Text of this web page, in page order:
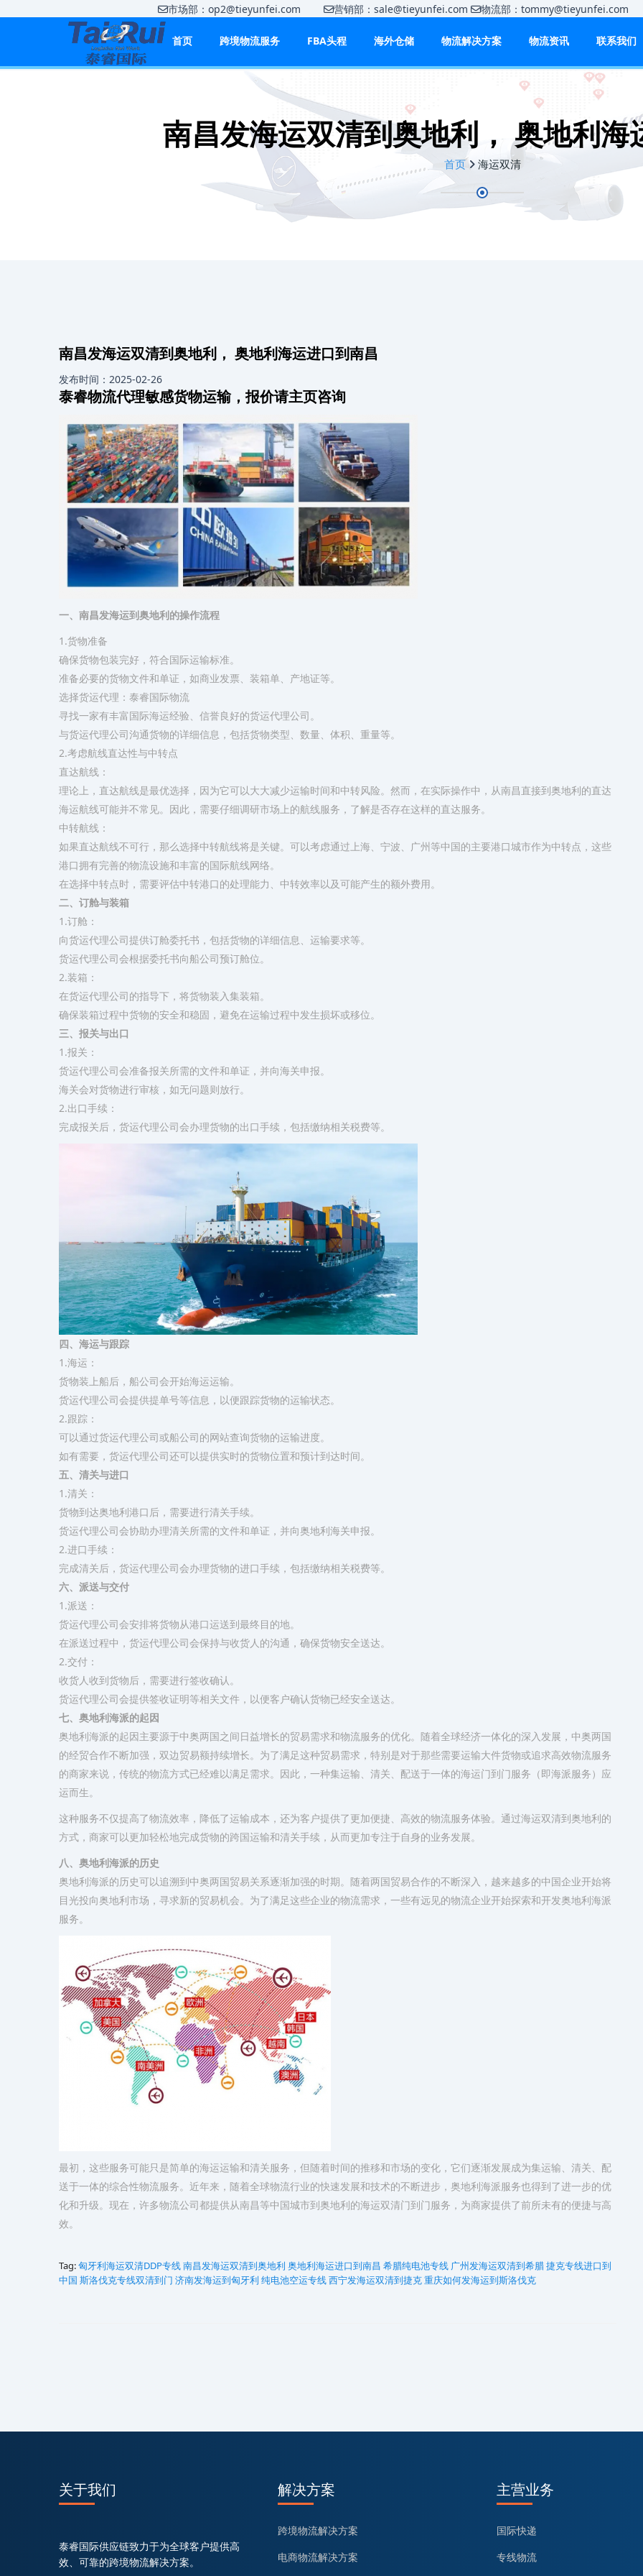
市场部：op2@tieyunfei.com 营销部：sale@tieyunfei.com 物流部：
首页 跨境物流服务 FBA头程 海外仓储 物流解决方案 物流资讯 联系我们
南昌发海运双清到奥地利， 奥地利海
首页 海运双清
南昌发海运双清到奥地利， 奥地利海运进口到南昌
发布时间：2025-02-26
泰睿物流代理敏感货物运输，报价请主页咨询
一、南昌发海运到奥地利的操作流程
1.货物准备
确保货物包装完好，符合国际运输标准。
准备必要的货物文件和单证，如商业发票、装箱单、产地证等。
选择货运代理：泰睿国际物流
寻找一家有丰富国际海运经验、信誉良好的货运代理公司。
与货运代理公司沟通货物的详细信息，包括货物类型、数量、体积、重量等。
2.考虑航线直达性与中转点
直达航线：
理论上，直达航线是最优选择，因为它可以大大减少运输时间和中转风险。然而，在实际操作中，从南昌直接到奥地利的直达
海运航线可能并不常见。因此，需要仔细调研市场上的航线服务，了解是否存在这样的直达服务。
中转航线：
如果直达航线不可行，那么选择中转航线将是关键。可以考虑通过上海、宁波、广州等中国的主要港口城市作为中转点，这些
港口拥有完善的物流设施和丰富的国际航线网络。
在选择中转点时，需要评估中转港口的处理能力、中转效率以及可能产生的额外费用。
二、订舱与装箱
1.订舱：
向货运代理公司提供订舱委托书，包括货物的详细信息、运输要求等。
货运代理公司会根据委托书向船公司预订舱位。
2.装箱：
在货运代理公司的指导下，将货物装入集装箱。
确保装箱过程中货物的安全和稳固，避免在运输过程中发生损坏或移位。
三、报关与出口
1.报关：
货运代理公司会准备报关所需的文件和单证，并向海关申报。
海关会对货物进行审核，如无问题则放行。
2.出口手续：
完成报关后，货运代理公司会办理货物的出口手续，包括缴纳相关税费等。
四、海运与跟踪
1.海运：
货物装上船后，船公司会开始海运运输。
货运代理公司会提供提单号等信息，以便跟踪货物的运输状态。
2.跟踪：
可以通过货运代理公司或船公司的网站查询货物的运输进度。
如有需要，货运代理公司还可以提供实时的货物位置和预计到达时间。
五、清关与进口
1.清关：
货物到达奥地利港口后，需要进行清关手续。
货运代理公司会协助办理清关所需的文件和单证，并向奥地利海关申报。
2.进口手续：
完成清关后，货运代理公司会办理货物的进口手续，包括缴纳相关税费等。
六、派送与交付
1.派送：
货运代理公司会安排将货物从港口运送到最终目的地。
在派送过程中，货运代理公司会保持与收货人的沟通，确保货物安全送达。
2.交付：
收货人收到货物后，需要进行签收确认。
货运代理公司会提供签收证明等相关文件，以便客户确认货物已经安全送达。
七、奥地利海派的起因
奥地利海派的起因主要源于中奥两国之间日益增长的贸易需求和物流服务的优化。随着全球经济一体化的深入发展，中奥两国
的经贸合作不断加强，双边贸易额持续增长。为了满足这种贸易需求，特别是对于那些需要运输大件货物或追求高效物流服务
的商家来说，传统的物流方式已经难以满足需求。因此，一种集运输、清关、配送于一体的海运门到门服务（即海派服务）应
运而生。
这种服务不仅提高了物流效率，降低了运输成本，还为客户提供了更加便捷、高效的物流服务体验。通过海运双清到奥地利的
方式，商家可以更加轻松地完成货物的跨国运输和清关手续，从而更加专注于自身的业务发展。
八、奥地利海派的历史
奥地利海派的历史可以追溯到中奥两国贸易关系逐渐加强的时期。随着两国贸易合作的不断深入，越来越多的中国企业开始将
目光投向奥地利市场，寻求新的贸易机会。为了满足这些企业的物流需求，一些有远见的物流企业开始探索和开发奥地利海派
服务。
最初，这些服务可能只是简单的海运运输和清关服务，但随着时间的推移和市场的变化，它们逐渐发展成为集运输、清关、配
送于一体的综合性物流服务。近年来，随着全球物流行业的快速发展和技术的不断进步，奥地利海派服务也得到了进一步的优
化和升级。现在，许多物流公司都提供从南昌等中国城市到奥地利的海运双清门到门服务，为商家提供了前所未有的便捷与高
效。
Tag:匈牙利海运双清DDP专线南昌发海运双清到奥地利 奥地利海运进口到南昌 希腊纯电池专线 广州发海运双清到希腊捷克专线进口到
中国 斯洛伐克专线双清到门 济南发海运到匈牙利 纯电池空运专线西宁发海运双清到捷克重庆如何发海运到斯洛伐克
关于我们
泰睿国际供应链致力于为全球客户提供高
效、可靠的跨境物流解决方案。
解决方案
跨境物流解决方案
电商物流解决方案
主营业务
国际快递
专线物流